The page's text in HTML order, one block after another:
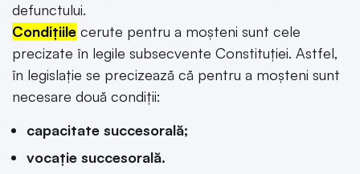
defunctului.
Condițiile cerute pentru a moșteni sunt cele
precizate în legile subsecvente Constituției. Astfel,
în legislație se precizează că pentru a moșteni sunt
necesare două condiții:
capacitate succesorală;
vocație succesorală.